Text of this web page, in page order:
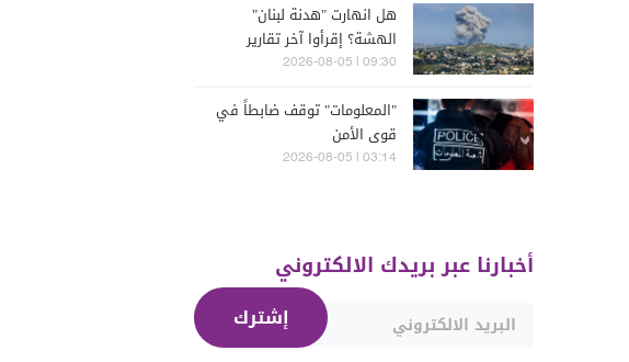
هل انهارت "هدنة لبنان"
الهشة؟ إقرأوا آخر تقارير
إسرائيلية
09:30 | 2026-08-05
"المعلومات" توقف ضابطاً في
قوى الأمن
03:14 | 2026-08-05
أخبارنا عبر بريدك الالكتروني
إشترك